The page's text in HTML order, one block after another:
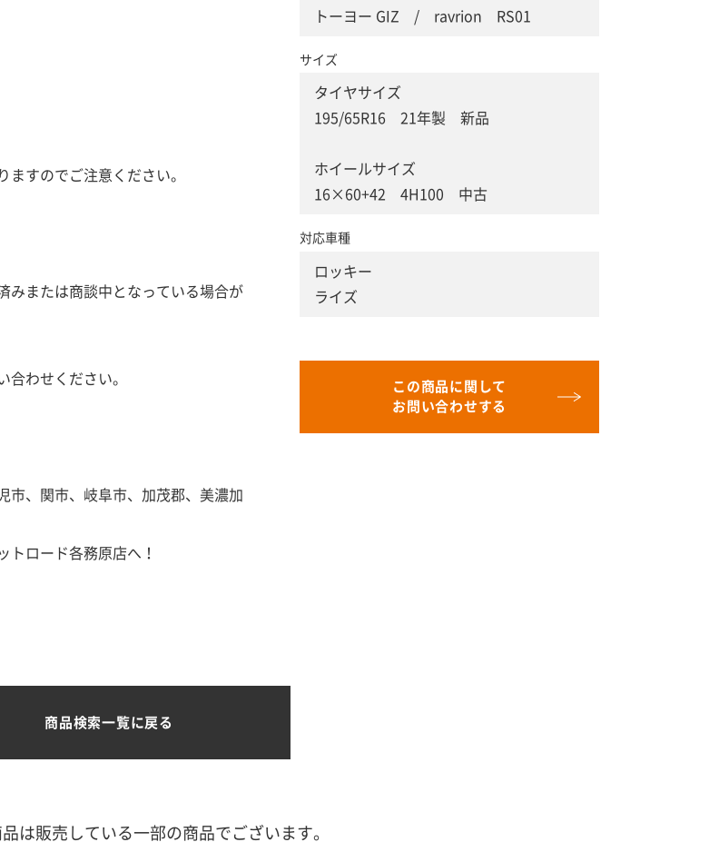
ますのでご注意ください。
みまたは商談中となっている場合が
合わせください。
市、関市、岐阜市、加茂郡、美濃加
トロード各務原店へ！
トーヨー GIZ / ravrion RS01
サイズ
タイヤサイズ
195/65R16 21年製 新品
ホイールサイズ
16×60+42 4H100 中古
対応車種
ロッキー
ライズ
この商品に関して
お問い合わせする
商品検索一覧に戻る
は販売している一部の商品でございます。